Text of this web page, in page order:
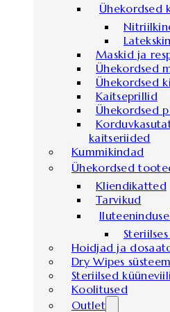
Ühekordsed
Maskid ja
Ühekordsed
Ühekordsed
Kaitseprillid
Ühekordsed
kaitseriided
Kummikindad
Ühekordsed
Kliendikatted
Tarvikud
Hoidjad ja
Dry Wipes süsteem
Steriilsed
Koolitused
Outlet